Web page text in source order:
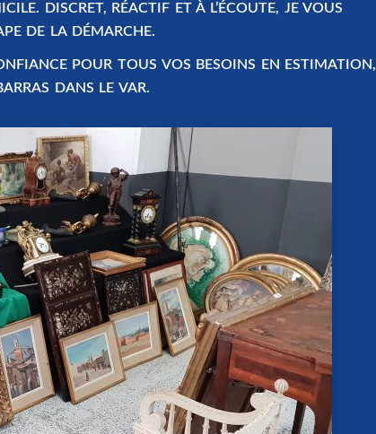
DISCRET, RÉACTIF ET À L’ÉCOUTE, JE VOUS
DE LA DÉMARCHE.
POUR TOUS VOS BESOINS EN ESTIMATION,
DANS LE VAR.